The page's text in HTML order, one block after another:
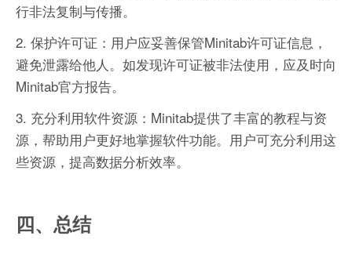
行非法复制与传播。
2. 保护许可证：用户应妥善保管Minitab许可证信息，
避免泄露给他人。如发现许可证被非法使用，应及时向
Minitab官方报告。
3. 充分利用软件资源：Minitab提供了丰富的教程与资
源，帮助用户更好地掌握软件功能。用户可充分利用这
些资源，提高数据分析效率。
四、总结